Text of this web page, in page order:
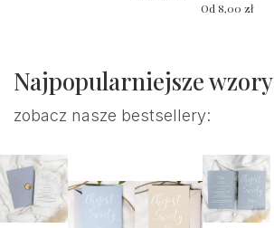
Od 8,00 zł
Najpopularniejsze wzory
zobacz nasze bestsellery: